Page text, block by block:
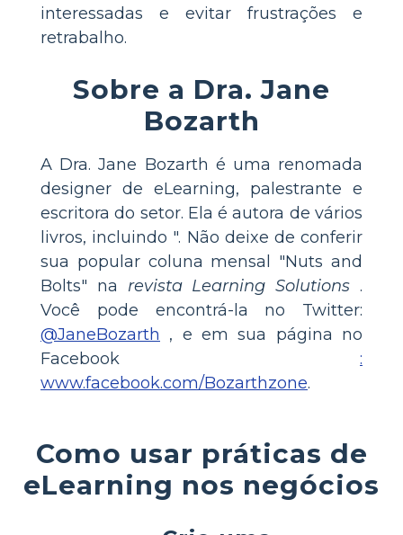
interessadas e evitar frustrações e
retrabalho.
Sobre a Dra. Jane
Bozarth
A Dra. Jane Bozarth é uma renomada
designer de eLearning, palestrante e
escritora do setor. Ela é autora de vários
livros, incluindo ". Não deixe de conferir
sua popular coluna mensal "Nuts and
Bolts" na revista Learning Solutions .
Você pode encontrá-la no Twitter:
@JaneBozarth , e em sua página no
Facebook :
www.facebook.com/Bozarthzone.
Como usar práticas de
eLearning nos negócios